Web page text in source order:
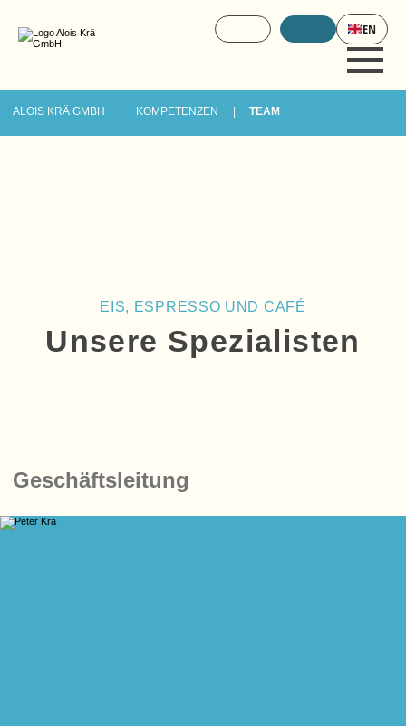
EN
ALOIS KRÄ GMBH KOMPETENZEN TEAM
EIS, ESPRESSO UND CAFÉ
Unsere Spezialisten
Geschäftsleitung